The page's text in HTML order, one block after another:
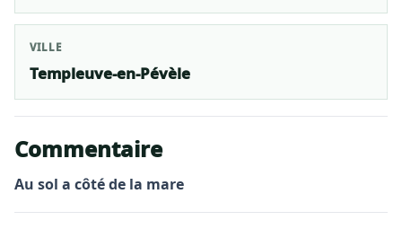
VILLE
Templeuve-en-Pévèle
Commentaire
Au sol a côté de la mare